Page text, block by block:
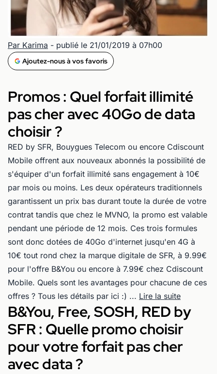
Par Karima - publié le 21/01/2019 à 07h00
Ajoutez-nous à vos favoris
Promos : Quel forfait illimité
pas cher avec 40Go de data
choisir ?
RED by SFR, Bouygues Telecom ou encore Cdiscount
Mobile offrent aux nouveaux abonnés la possibilité de
s'équiper d'un forfait illimité sans engagement à 10€
par mois ou moins. Les deux opérateurs traditionnels
garantissent un prix bas durant toute la durée de votre
contrat tandis que chez le MVNO, la promo est valable
pendant une période de 12 mois. Ces trois formules
sont donc dotées de 40Go d'internet jusqu'en 4G à
10€ tout rond chez la marque digitale de SFR, à 9.99€
pour l'offre B&You ou encore à 7.99€ chez Cdiscount
Mobile. Quels sont les avantages pour chacune de ces
offres ? Tous les détails par ici :) ... Lire la suite
B&You, Free, SOSH, RED by
SFR : Quelle promo choisir
pour votre forfait pas cher
avec data ?